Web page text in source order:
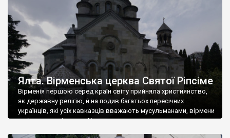
Ялта. Вірменська церква Святої Ріпсіме
Вірменія першою серед країн світу прийняла християнство,
як державну релігію, й на подив багатьох пересічних
українців, які усіх кавказців вважають мусульманами, вірмени
є відданими вірянами Христа